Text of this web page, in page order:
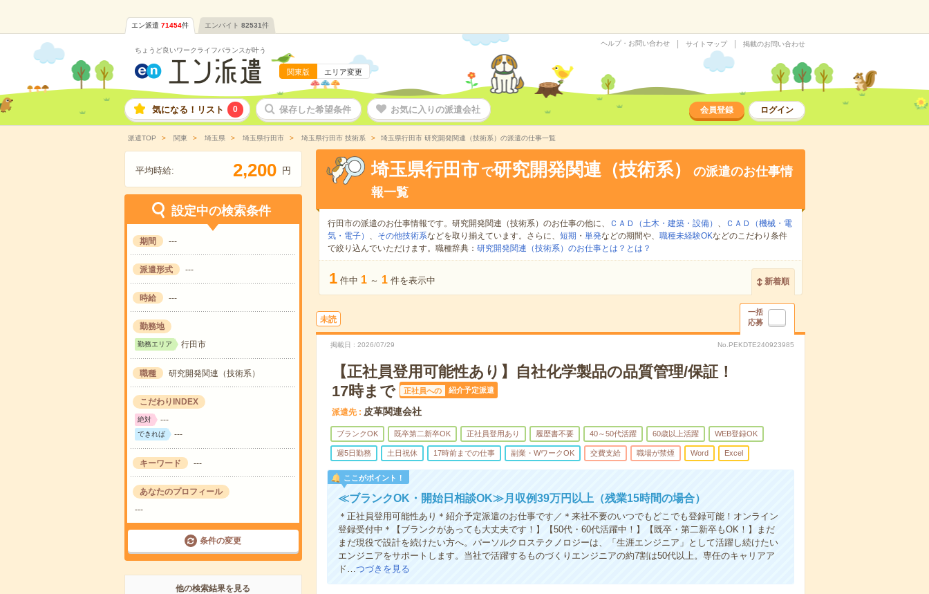
エン派遣 71454件 エンバイト 82531件
ちょうど良いワークライフバランスが叶う
関東版 エリア変更
ヘルプ・お問い合わせ サイトマップ 掲載のお問い合わせ
気になる！リスト 0 保存した希望条件 お気に入りの派遣会社 会員登録 ログイン
派遣TOP 関東 埼玉県 埼玉県行田市 埼玉県行田市 技術系 埼玉県行田市 研究開発関連（技術系）の派遣の仕事一覧
平均時給: 2,200 円
設定中の検索条件
期間 ---
派遣形式 ---
時給 ---
勤務地
勤務エリア 行田市
職種 研究開発関連（技術系）
こだわりINDEX
絶対 ---
できれば ---
キーワード ---
あなたのプロフィール
---
条件の変更
他の検索結果を見る
埼玉県行田市 で研究開発関連（技術系）
の派遣のお仕事情
報一覧
行田市の派遣のお仕事情報です。研究開発関連（技術系）のお仕事の他に、 ＣＡＤ（土木・建築・設備） 、
ＣＡＤ（機械・電
気・電子） 、 その他技術系などを取り揃えています。さらに、 短期 ・ 単発などの期間や、 職種未経験OKなどのこだわり条件
で絞り込んでいただけます。職種辞典： 研究開発関連（技術系）のお仕事とは？とは？
1 件中 1 ～ 1 件を表示中 新着順
未読
一括
応募
掲載日 2026/07/29 No.PEKDTE240923985
【正社員登用可能性あり】自社化学製品の品質管理/保証！
17時まで
正社員への 紹介予定派遣
派遣先 皮革関連会社
ブランクOK 既卒第二新卒OK 正社員登用あり 履歴書不要 40～50代活躍 60歳以上活躍 WEB登録OK
週5日勤務 土日祝休 17時前までの仕事 副業・WワークOK 交費支給 職場が禁煙 Word Excel
ここがポイント！
≪ブランクOK・開始日相談OK≫月収例39万円以上（残業15時間の場合）
＊正社員登用可能性あり＊紹介予定派遣のお仕事です／＊来社不要のいつでもどこでも登録可能！オンライン
登録受付中＊【ブランクがあっても大丈夫です！】【50代・60代活躍中！】【既卒・第二新卒もOK！】まだ
まだ現役で設計を続けたい方へ。パーソルクロステクノロジーは、「生涯エンジニア」として活躍し続けたい
エンジニアをサポートします。当社で活躍するものづくりエンジニアの約7割は50代以上。専任のキャリアア
ド…つづきを見る